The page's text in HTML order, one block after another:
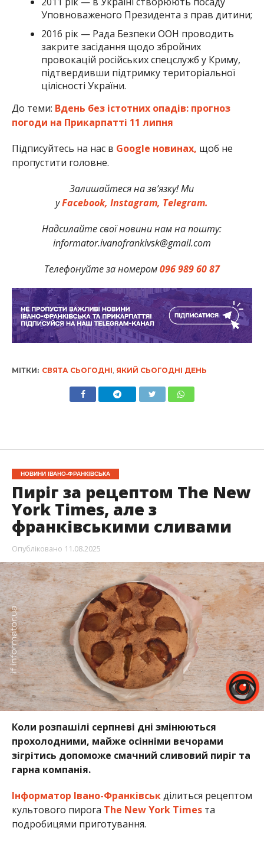
Уповноваженого Президента з прав дитини;
2016 рік — Рада Безпеки ООН проводить
закрите засідання щодо збройних
провокацій російських спецслужб у Криму,
підтвердивши підтримку територіальної
цілісності України.
До теми: Вдень без істотних опадів: прогноз
погоди на Прикарпатті 11 липня
Підписуйтесь на нас в Google новинах, щоб не
пропустити головне.
Залишайтеся на зв’язку! Ми
уFacebook, Instagram, Telegram.
Надсилайте свої новини нам на пошту:
informator.ivanofrankivsk@gmail.com
Телефонуйте за номером096 989 60 87
МІТКИ: СВЯТА СЬОГОДНІ, ЯКИЙ СЬОГОДНІ ДЕНЬ
НОВИНИ ІВАНО-ФРАНКІВСЬКА
Пиріг за рецептом The New
York Times, але з
франківськими сливами
Опубліковано 11.08.2025
Коли розпашілі серпневі дні змінюються
прохолодними, майже осінніми вечорами
зігрітись допоможе смачний сливовий пиріг та
гарна компанія.
Інформатор Івано-Франківськділиться рецептом
культового пирога The New York Timesта
подробицями приготування.